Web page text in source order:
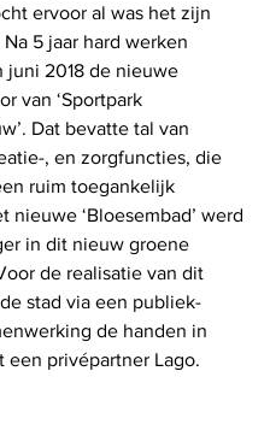
ervoor al was het zijn
5 jaar hard werken
juni 2018 de nieuwe
van ‘Sportpark
Dat bevatte tal van
, en zorgfuncties, die
ruim toegankelijk
nieuwe ‘Bloesembad’ werd
in dit nieuw groene
de realisatie van dit
stad via een publiek-
de handen in
een privépartner Lago.